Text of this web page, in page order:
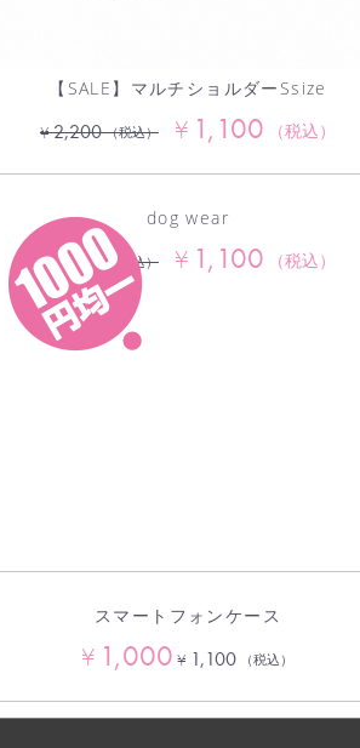
【SALE】マルチショルダーSsize
¥2,200 （税込） ¥ 1,100 （税込）
dog wear
¥4,400 （税込） ¥ 1,100 （税込）
スマートフォンケース
¥ 1,000 ¥ 1,100 （税込）